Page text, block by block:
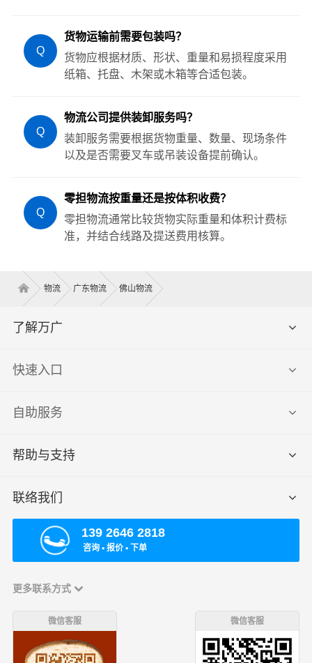
Q
货物运输前需要包装吗？
货物应根据材质、形状、重量和易损程度采用
纸箱、托盘、木架或木箱等合适包装。
Q
物流公司提供装卸服务吗？
装卸服务需要根据货物重量、数量、现场条件
以及是否需要叉车或吊装设备提前确认。
Q
零担物流按重量还是按体积收费？
零担物流通常比较货物实际重量和体积计费标
准，并结合线路及提送费用核算。
物流 广东物流 佛山物流
了解万广
快速入口
自助服务
帮助与支持
联络我们
139 2646 2818
咨询 ▪ 报价 ▪ 下单
更多联系方式
微信客服 微信客服